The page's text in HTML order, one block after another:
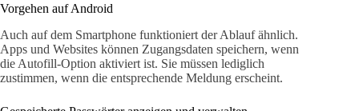
Vorgehen auf Android
Auch auf dem Smartphone funktioniert der Ablauf ähnlich.
Apps und Websites können Zugangsdaten speichern, wenn
die Autofill-Option aktiviert ist. Sie müssen lediglich
zustimmen, wenn die entsprechende Meldung erscheint.